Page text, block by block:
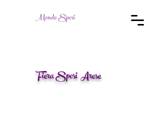
Mondo Sposi
Fiera Sposi Arese